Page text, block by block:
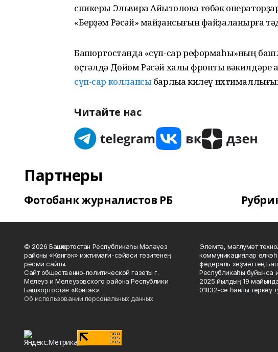
спикеры Эльвира Айытҡолова төбәк
«Берҙәм Рәсәй» майҙансығын файҙаланырға
Башҡортостанда «сүп-сар реформаһы»ның
өҫтәлдә Дөйөм Рәсәй халыҡ фронты
сүп-сар коллапсыбарлыҡҡа килеү
Читайте нас
Партнеры
Фотобанк журналистов РБ
© 2026 Башҡортостан Республикаһы Мәләүез
районы «Көнгәк» ижтимағи-сәйәси гәзитенең
рәсми сайты.
Сайт общественно-политической газеты г.
Мелеуз и Мелеузовского района Республики
Башкортостан «Конгэк».
Об использовании персональных данных
Элемтә, мәғлүмәт
коммуникациялар
федераль хеҙмәттең
Республикаһы буйынса
2025 йылдың 19
01832-се һанлы теркәү